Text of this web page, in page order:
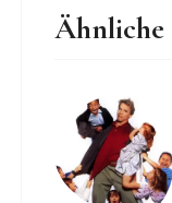
Ähnliche